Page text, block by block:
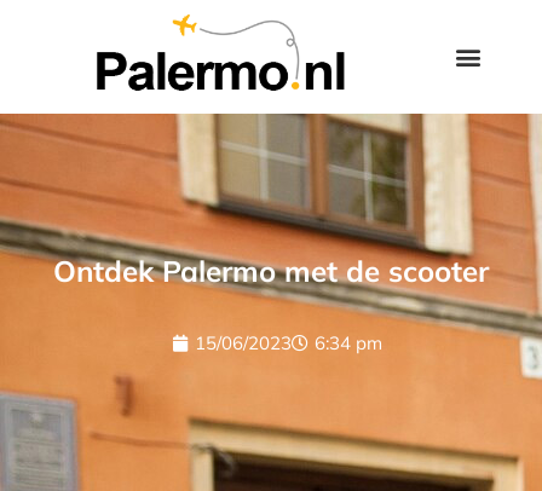
Ontdek Palermo met de scooter
15/06/2023 6:34 pm